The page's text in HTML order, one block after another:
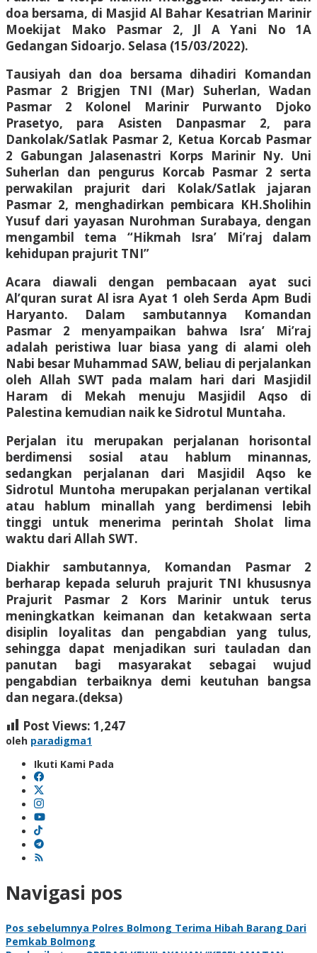
doa bersama, di Masjid Al Bahar Kesatrian Marinir
Moekijat Mako Pasmar 2, Jl A Yani No 1A
Gedangan Sidoarjo. Selasa (15/03/2022).
Tausiyah dan doa bersama dihadiri Komandan
Pasmar 2 Brigjen TNI (Mar) Suherlan, Wadan
Pasmar 2 Kolonel Marinir Purwanto Djoko
Prasetyo, para Asisten Danpasmar 2, para
Dankolak/Satlak Pasmar 2, Ketua Korcab Pasmar
2 Gabungan Jalasenastri Korps Marinir Ny. Uni
Suherlan dan pengurus Korcab Pasmar 2 serta
perwakilan prajurit dari Kolak/Satlak jajaran
Pasmar 2, menghadirkan pembicara KH.Sholihin
Yusuf dari yayasan Nurohman Surabaya, dengan
mengambil tema “Hikmah Isra’ Mi’raj dalam
kehidupan prajurit TNI”
Acara diawali dengan pembacaan ayat suci
Al’quran surat Al isra Ayat 1 oleh Serda Apm Budi
Haryanto. Dalam sambutannya Komandan
Pasmar 2 menyampaikan bahwa Isra’ Mi’raj
adalah peristiwa luar biasa yang di alami oleh
Nabi besar Muhammad SAW, beliau di perjalankan
oleh Allah SWT pada malam hari dari Masjidil
Haram di Mekah menuju Masjidil Aqso di
Palestina kemudian naik ke Sidrotul Muntaha.
Perjalan itu merupakan perjalanan horisontal
berdimensi sosial atau hablum minannas,
sedangkan perjalanan dari Masjidil Aqso ke
Sidrotul Muntoha merupakan perjalanan vertikal
atau hablum minallah yang berdimensi lebih
tinggi untuk menerima perintah Sholat lima
waktu dari Allah SWT.
Diakhir sambutannya, Komandan Pasmar 2
berharap kepada seluruh prajurit TNI khususnya
Prajurit Pasmar 2 Kors Marinir untuk terus
meningkatkan keimanan dan ketakwaan serta
disiplin loyalitas dan pengabdian yang tulus,
sehingga dapat menjadikan suri tauladan dan
panutan bagi masyarakat sebagai wujud
pengabdian terbaiknya demi keutuhan bangsa
dan negara.(deksa)
Post Views: 1,247
oleh paradigma1
Ikuti Kami Pada
Navigasi pos
Pos sebelumnya Polres Bolmong Terima Hibah Barang Dari
Pemkab Bolmong